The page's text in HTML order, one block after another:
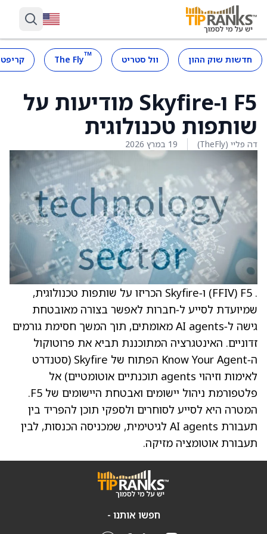
חדשות שוק ההון וול סטריט ™
The Fly
F5 ו‑Skyfire מודיעות על
שותפות טכנולוגית
דה פליי (TheFly) 19 במרץ 2026
. F5 ‏(FFIV) ו‑Skyfire הכריזו על שותפות טכנולוגית,
שמיועדת לסייע ל‑חברות לאפשר בצורה מאובטחת
גישה ל‑AI agents מאומתים, תוך המשך חסימת גורמים
זדוניים. האינטגרציה המתוכננת תביא את פרוטוקול
ה‑Know Your Agent הפתוח של Skyfire (סטנדרט
לאימות וזיהוי agents תוכנתיים אוטומטיים) אל
פלטפורמת ניהול יישומים ואבטחת היישומים של F5.
המטרה היא לסייע לסוחרים ולספקי תוכן להפריד בין
תעבורת AI agents לגיטימית, שמכניסה הכנסות, לבין
תעבורת אוטומציה מזיקה.
חפשו אותנו -